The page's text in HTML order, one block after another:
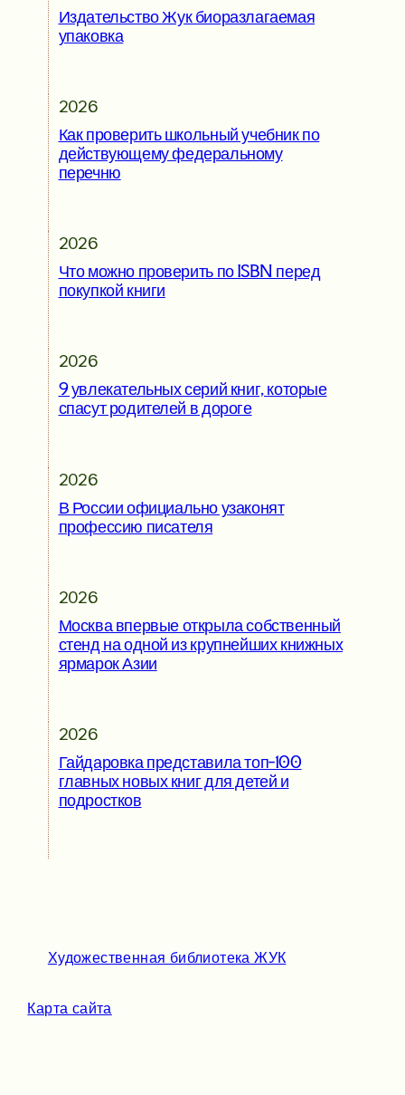
Издательство Жук биоразлагаемая
упаковка
2026
Как проверить школьный учебник по
действующему федеральному
перечню
2026
Что можно проверить по ISBN перед
покупкой книги
2026
9 увлекательных серий книг, которые
спасут родителей в дороге
2026
В России официально узаконят
профессию писателя
2026
Москва впервые открыла собственный
стенд на одной из крупнейших книжных
ярмарок Азии
2026
Гайдаровка представила топ-100
главных новых книг для детей и
подростков
Художественная библиотека ЖУК
Карта сайта